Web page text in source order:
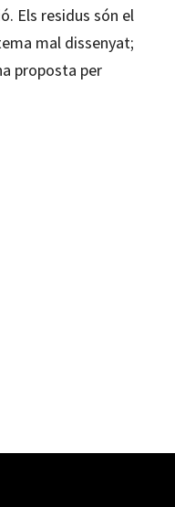
Els residus són el
mal dissenyat;
proposta per